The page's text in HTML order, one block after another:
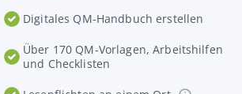
Digitales QM-Handbuch erstellen
Über 170 QM-Vorlagen, Arbeitshilfen
und Checklisten